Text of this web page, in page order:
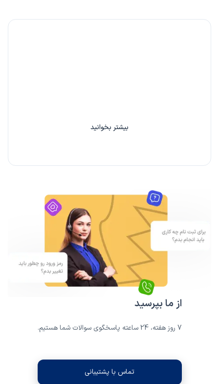
بیشتر بخوانید
از ما بپرسید
7 روز هفته، 24 ساعته پاسخگوی سوالات شما هستیم.
تماس با پشتیبانی